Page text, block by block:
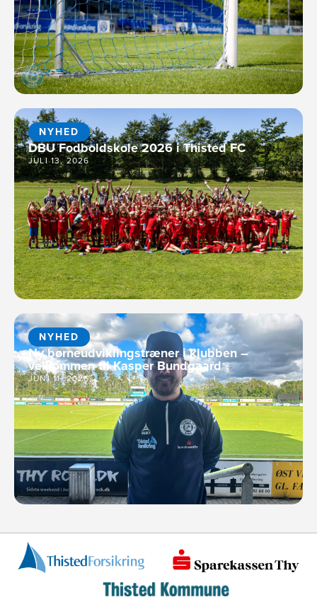
NYHED
DBU Fodboldskole 2026 i Thisted FC
JULI 13, 2026
NYHED
Ny børneudviklingstræner i klubben –
velkommen til Kasper Bundgaard
JUNI 11, 2026